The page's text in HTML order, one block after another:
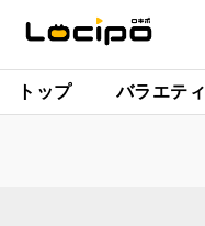
トップ バラエティ